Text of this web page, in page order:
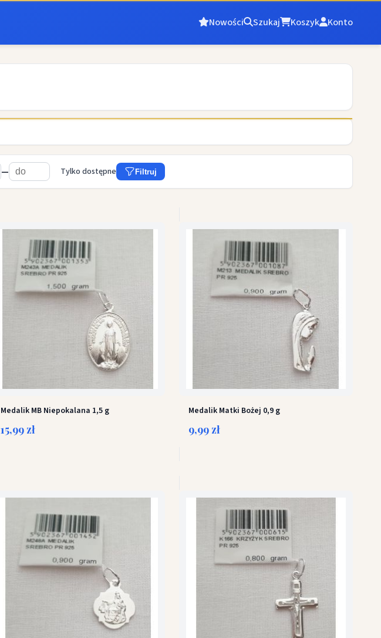
Nowości Szukaj Koszyk Konto
— Tylko dostępne Filtruj
Medalik MB Niepokalana 1,5 g
15,99 zł
Medalik Matki Bożej 0,9 g
9,99 zł